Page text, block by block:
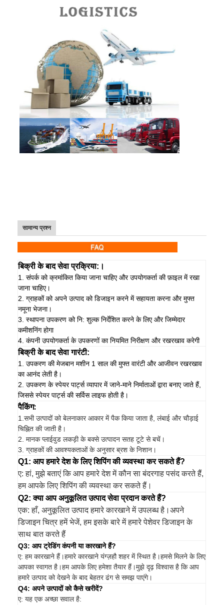
सामान्य प्रश्न
बिक्री के बाद सेवा प्रक्रिया:।
1. संपर्क को क्रमांकित किया जाना चाहिए और उपयोगकर्ता की फ़ाइल में रखा
जाना चाहिए।
2. ग्राहकों को अपने उत्पाद को डिजाइन करने में सहायता करना और मुफ्त
नमूना भेजना।
3. स्थापना उपकरण को नि: शुल्क निर्देशित करने के लिए और जिम्मेदार
कमीशनिंग होगा
4. कंपनी उपयोगकर्ता के उपकरणों का नियमित निरीक्षण और रखरखाव करेगी
बिक्री के बाद सेवा गारंटी:
1. उपकरण की मेजबान मशीन 1 साल की मुफ्त वारंटी और आजीवन रखरखाव
का आनंद लेती है।
2. उपकरण के स्पेयर पार्ट्स व्यापार में जाने-माने निर्माताओं द्वारा बनाए जाते हैं,
जिससे स्पेयर पार्ट्स की सर्विस लाइफ होती है।
पैकिंग:
1.सभी उत्पादों को बेलनाकार आकार में पैक किया जाता है, लंबाई और चौड़ाई
चिह्नित की जाती है।
2. मानक प्लाईवुड लकड़ी के बक्से उत्पादन सतह टूटे से बचें।
3. ग्राहकों की आवश्यकताओं के अनुसार ब्रश के निशान।
Q1: आप हमारे देश के लिए शिपिंग की व्यवस्था कर सकते हैं?
ए: हां, मुझे बताएं कि आप हमारे देश में कौन सा बंदरगाह पसंद करते हैं,
हम आपके लिए शिपिंग की व्यवस्था कर सकते हैं।
Q2: क्या आप अनुकूलित उत्पाद सेवा प्रदान करते हैं?
एक: हाँ, अनुकूलित उत्पाद हमारे कारखाने में उपलब्ध है।अपने
डिजाइन चित्र हमें भेजें, हम इसके बारे में हमारे पेशेवर डिजाइन के
साथ बात करते हैं
Q3: आप ट्रेडिंग कंपनी या कारखाने हैं?
ए: हम कारखाने हैं।हमारे कारखाने यंग्ज़हौ शहर में स्थित है।हमसे मिलने के लिए
आपका स्वागत है।हम आपके लिए हमेशा तैयार हैं।मुझे दृढ़ विश्वास है कि आप
हमारे उत्पाद को देखने के बाद बेहतर ढंग से समझ पाएंगे।
Q4: अपने उत्पादों को कैसे खरीदें?
ए: यह एक अच्छा सवाल है: